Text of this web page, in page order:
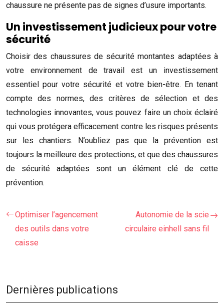
chaussure ne présente pas de signes d’usure importants.
Un investissement judicieux pour votre
sécurité
Choisir des chaussures de sécurité montantes adaptées à
votre environnement de travail est un investissement
essentiel pour votre sécurité et votre bien-être. En tenant
compte des normes, des critères de sélection et des
technologies innovantes, vous pouvez faire un choix éclairé
qui vous protégera efficacement contre les risques présents
sur les chantiers. N’oubliez pas que la prévention est
toujours la meilleure des protections, et que des chaussures
de sécurité adaptées sont un élément clé de cette
prévention.
Optimiser l’agencement
des outils dans votre
caisse
Autonomie de la scie
circulaire einhell sans fil
Dernières publications